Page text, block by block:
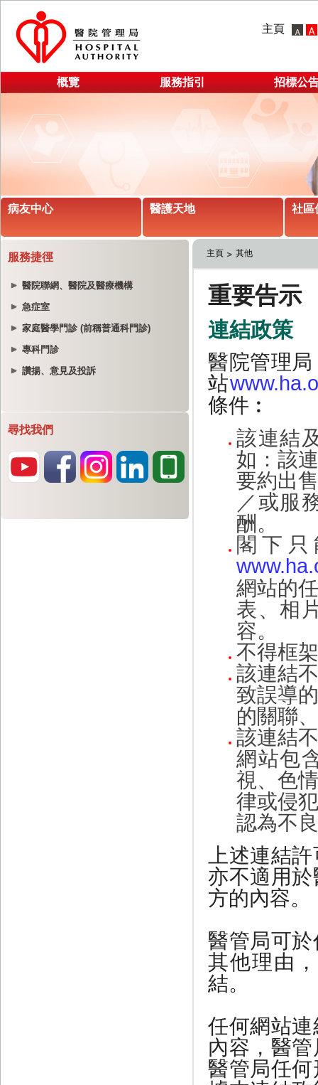
主頁
概覽 服務指引 招標公
病友中心 醫護天地 社區
服務捷徑
醫院聯網、醫院及醫療機構
急症室
家庭醫學門診 (前稱普通科門診)
專科門診
讚揚、意見及投訴
尋找我們
主頁 其他